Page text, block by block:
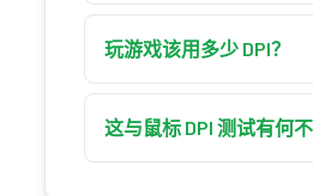
不会——这正是重点。正
传感器分辨率：极低
玩游戏该用多少 DPI？
多数职业 FPS 选手使用
精度进行甩枪与追踪。
这与鼠标 DPI 测试有何不